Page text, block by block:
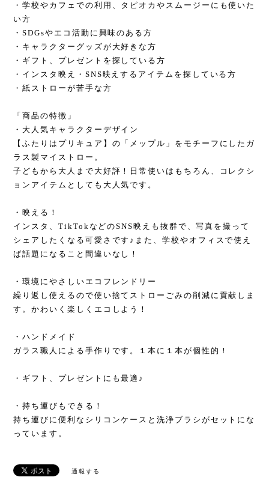
・学校やカフェでの利用、タピオカやスムージーにも使いた
い方
・SDGsやエコ活動に興味のある方
・キャラクターグッズが大好きな方
・ギフト、プレゼントを探している方
・インスタ映え・SNS映えするアイテムを探している方
・紙ストローが苦手な方
「商品の特徴」
・大人気キャラクターデザイン
【ふたりはプリキュア】の「メップル」をモチーフにしたガ
ラス製マイストロー。
子どもから大人まで大好評！日常使いはもちろん、コレクシ
ョンアイテムとしても大人気です。
・映える！
インスタ、TikTokなどのSNS映えも抜群で、写真を撮って
シェアしたくなる可愛さです♪また、学校やオフィスで使え
ば話題になること間違いなし！
・環境にやさしいエコフレンドリー
繰り返し使えるので使い捨てストローごみの削減に貢献しま
す。かわいく楽しくエコしよう！
・ハンドメイド
ガラス職人による手作りです。１本に１本が個性的！
・ギフト、プレゼントにも最適♪
・持ち運びもできる！
持ち運びに便利なシリコンケースと洗浄ブラシがセットにな
っています。
通報する